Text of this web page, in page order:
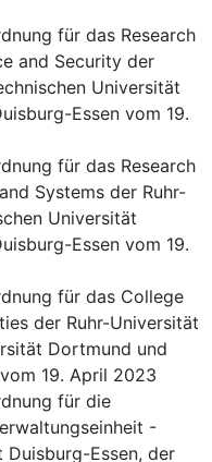
für das Research
and Security der
Universität
Essen vom 19.
für das Research
Systems der Ruhr-
Universität
Essen vom 19.
für das College
der Ruhr-Universität
Dortmund und
19. April 2023
für die
-
Essen, der